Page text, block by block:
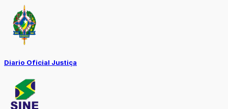
Diario Oficial Justiça